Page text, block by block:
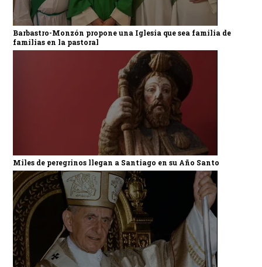
Barbastro-Monzón propone una Iglesia que sea familia de
familias en la pastoral
Miles de peregrinos llegan a Santiago en su Año Santo